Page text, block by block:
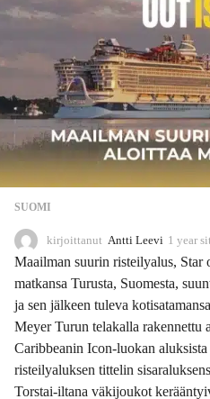
SUOMI
kirjoittanut Antti Leevi 1 year
Maailman suurin risteilyalus, Star
matkansa Turusta, Suomesta,
ja sen jälkeen tuleva
Meyer Turun telakalla rakennettu
Caribbeanin Icon‑luokan
risteilyaluksen tittelin
Torstai‑iltana väkijoukot